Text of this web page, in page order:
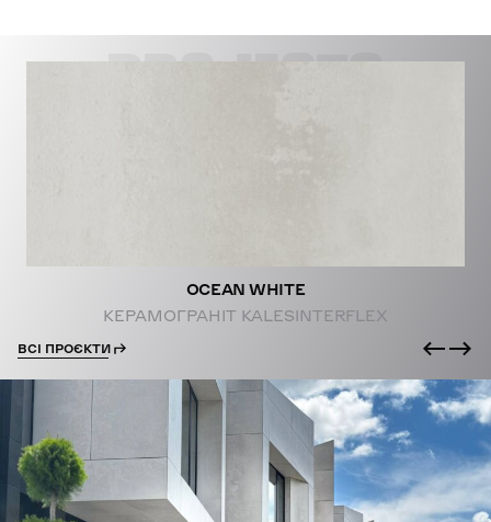
PROJECTS
OCEAN WHITE
КЕРАМОГРАНІТ KALESINTERFLEX
ВСІ ПРОЄКТИ